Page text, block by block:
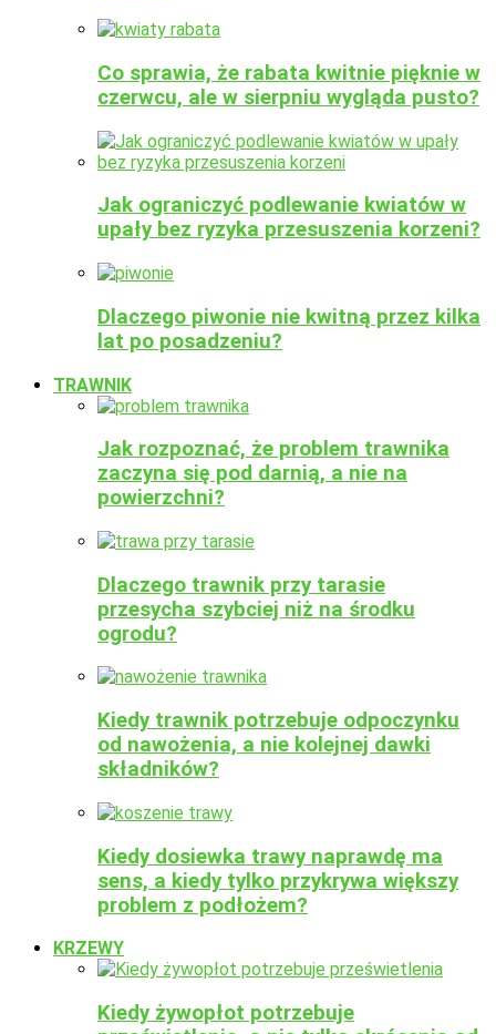
Co sprawia, że rabata kwitnie pięknie w
czerwcu, ale w sierpniu wygląda pusto?
Jak ograniczyć podlewanie kwiatów w
upały bez ryzyka przesuszenia korzeni?
Dlaczego piwonie nie kwitną przez kilka
lat po posadzeniu?
TRAWNIK
Jak rozpoznać, że problem trawnika
zaczyna się pod darnią, a nie na
powierzchni?
Dlaczego trawnik przy tarasie
przesycha szybciej niż na środku
ogrodu?
Kiedy trawnik potrzebuje odpoczynku
od nawożenia, a nie kolejnej dawki
składników?
Kiedy dosiewka trawy naprawdę ma
sens, a kiedy tylko przykrywa większy
problem z podłożem?
KRZEWY
Kiedy żywopłot potrzebuje